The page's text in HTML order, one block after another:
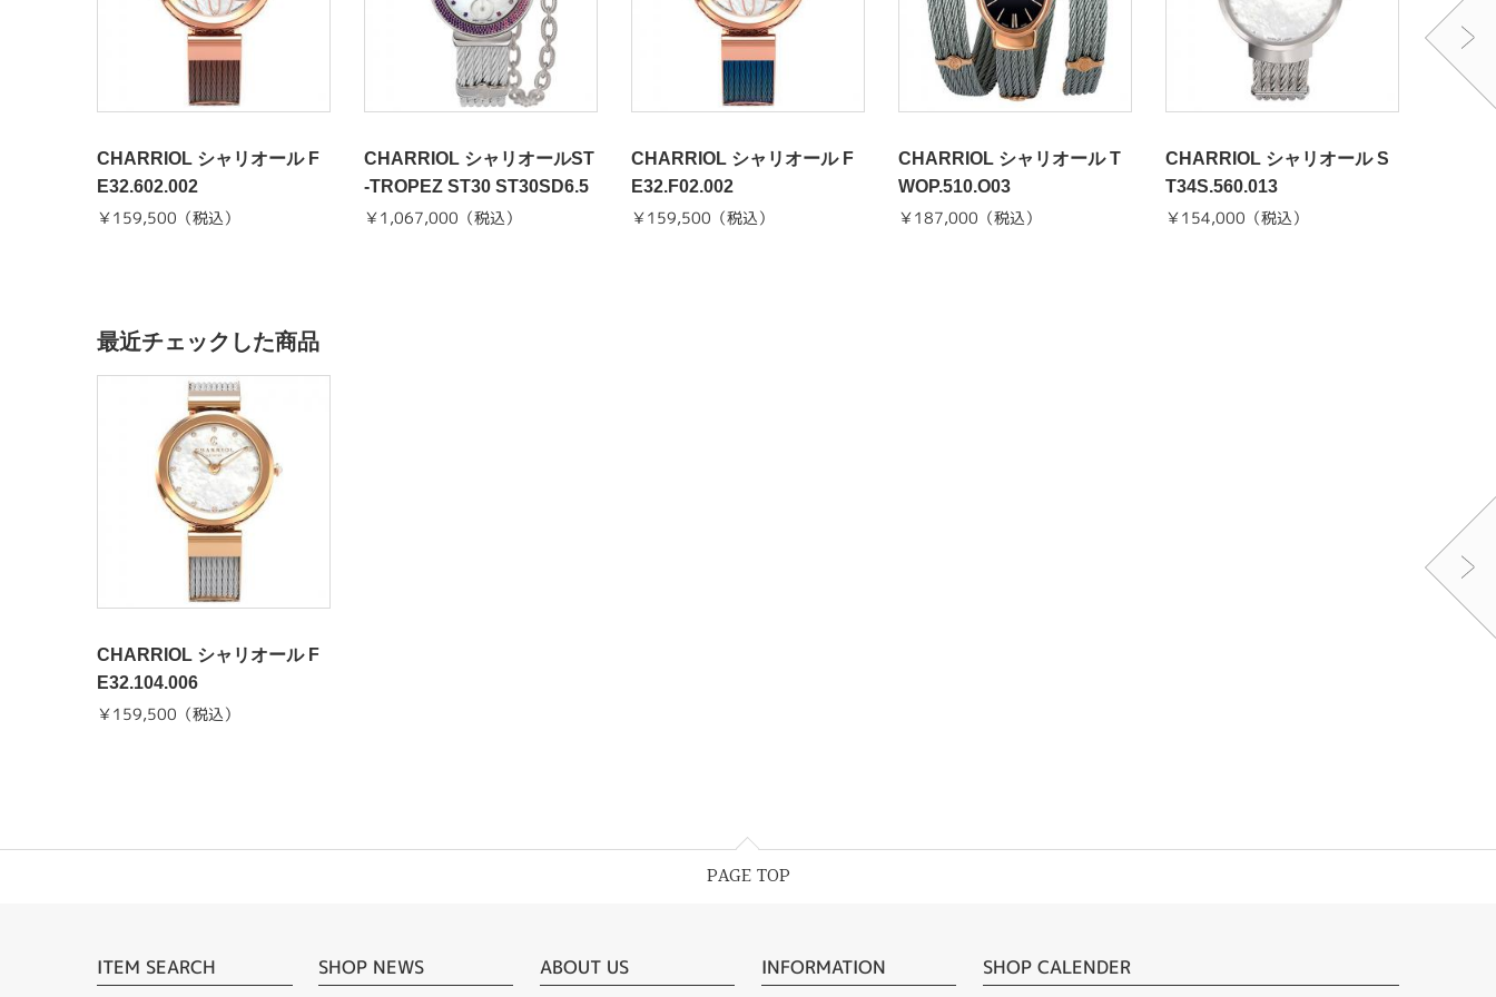
CHARRIOL シャリオール F
E32.602.002
￥159,500（税込）
CHARRIOL シャリオールST
-TROPEZ ST30 ST30SD6.5
60.027
￥1,067,000（税込）
CHARRIOL シャリオール F
E32.F02.002
￥159,500（税込）
CHARRIOL シャリオール T
WOP.510.O03
￥187,000（税込）
CHARRIOL シャリオール S
T34S.560.013
￥154,000（税込）
最近チェックした商品
CHARRIOL シャリオール F
E32.104.006
￥159,500（税込）
PAGE TOP
ITEM SEARCH SHOP NEWS ABOUT US INFORMATION SHOP CALENDER